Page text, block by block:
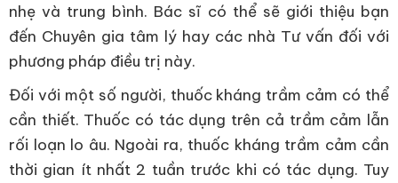
nhẹ và trung bình. Bác sĩ có thể sẽ giới thiệu bạn
đến Chuyên gia tâm lý hay các nhà Tư vấn đối với
phương pháp điều trị này.
Đối với một số người, thuốc kháng trầm cảm có thể
cần thiết. Thuốc có tác dụng trên cả trầm cảm lẫn
rối loạn lo âu. Ngoài ra, thuốc kháng trầm cảm cần
thời gian ít nhất 2 tuần trước khi có tác dụng. Tuy